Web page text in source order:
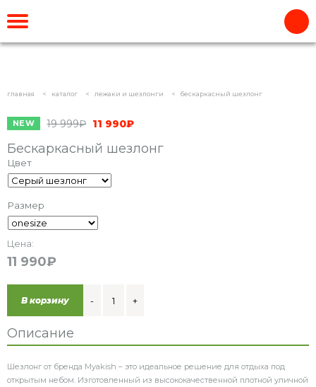
главная каталог лежаки и шезлонги бескаркасный шезлонг
NEW 19 999₽ 11 990₽
Бескаркасный шезлонг
Цвет
Размер
Цена:
11 990₽
В корзину
товара
- +
Описание
Шезлонг от бренда Myakish – это идеальное решение для отдыха под
открытым небом. Изготовленный из высококачественной плотной уличной